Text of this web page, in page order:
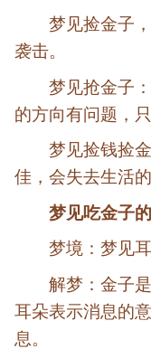
梦见捡金子
袭击。
梦见抢金子
的方向有问题，
梦见捡钱捡
佳，会失去生活
梦见吃金子
梦境：梦见
解梦：金子
耳朵表示消息的
息。